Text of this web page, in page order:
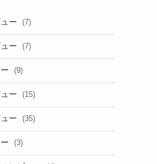
ー (7)
ー (7)
(9)
ー (15)
ー (35)
(3)